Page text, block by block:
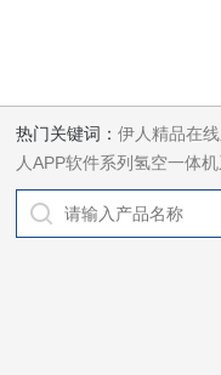
热门关键词：伊人精品在
人APP软件系列氢空一体
机系列，气体净化器系列
仪器，代理南韩SitekPH/